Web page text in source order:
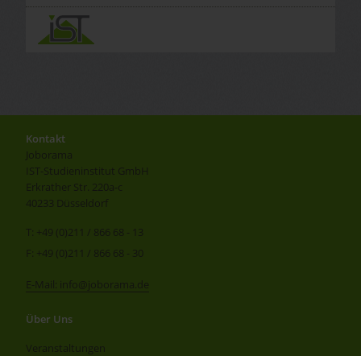
Kontakt
Joborama
IST-Studieninstitut GmbH
Erkrather Str. 220a-c
40233 Düsseldorf
T: +49 (0)211 / 866 68 - 13
F: +49 (0)211 / 866 68 - 30
E-Mail: info@joborama.de
Über Uns
Veranstaltungen